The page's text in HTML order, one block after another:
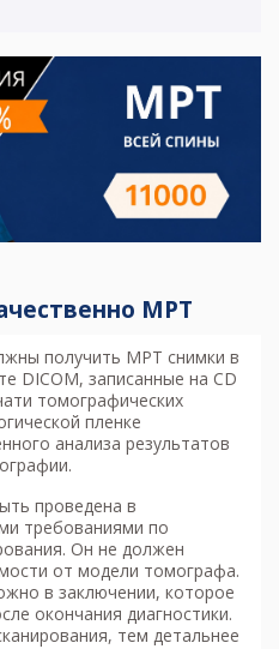
МРТ
получить МРТ снимки в
DICOM, записанные на CD
томографических
пленке
анализа результатов
проведена в
требованиями по
Он не должен
от модели томографа.
в заключении, которое
окончания диагностики.
тем детальнее